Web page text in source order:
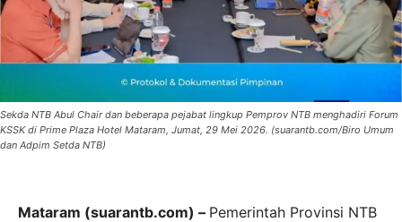
Sekda NTB Abul Chair dan beberapa pejabat lingkup Pemprov NTB menghadiri Forum
KSSK di Prime Plaza Hotel Mataram, Jumat, 29 Mei 2026. (suarantb.com/Biro Umum
dan Adpim Setda NTB)
Mataram (suarantb.com) – Pemerintah Provinsi NTB